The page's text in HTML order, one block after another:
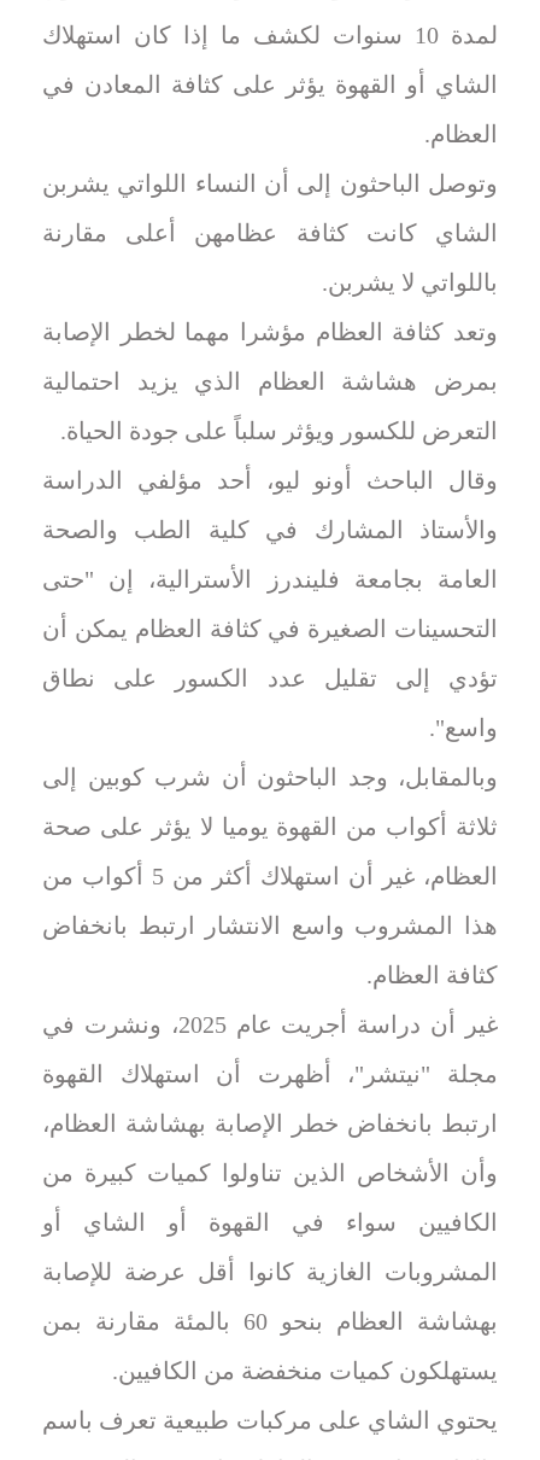
لمدة 10 سنوات لكشف ما إذا كان استهلاك
الشاي أو القهوة يؤثر على كثافة المعادن في
العظام.
وتوصل الباحثون إلى أن النساء اللواتي يشربن
الشاي كانت كثافة عظامهن أعلى مقارنة
باللواتي لا يشربن.
وتعد كثافة العظام مؤشرا مهما لخطر الإصابة
بمرض هشاشة العظام الذي يزيد احتمالية
التعرض للكسور ويؤثر سلباً على جودة الحياة.
وقال الباحث أونو ليو، أحد مؤلفي الدراسة
والأستاذ المشارك في كلية الطب والصحة
العامة بجامعة فليندرز الأسترالية، إن "حتى
التحسينات الصغيرة في كثافة العظام يمكن أن
تؤدي إلى تقليل عدد الكسور على نطاق
واسع".
وبالمقابل، وجد الباحثون أن شرب كوبين إلى
ثلاثة أكواب من القهوة يوميا لا يؤثر على صحة
العظام، غير أن استهلاك أكثر من 5 أكواب من
هذا المشروب واسع الانتشار ارتبط بانخفاض
كثافة العظام.
غير أن دراسة أجريت عام 2025، ونشرت في
مجلة "نيتشر"، أظهرت أن استهلاك القهوة
ارتبط بانخفاض خطر الإصابة بهشاشة العظام،
وأن الأشخاص الذين تناولوا كميات كبيرة من
الكافيين سواء في القهوة أو الشاي أو
المشروبات الغازية كانوا أقل عرضة للإصابة
بهشاشة العظام بنحو 60 بالمئة مقارنة بمن
يستهلكون كميات منخفضة من الكافيين.
يحتوي الشاي على مركبات طبيعية تعرف باسم